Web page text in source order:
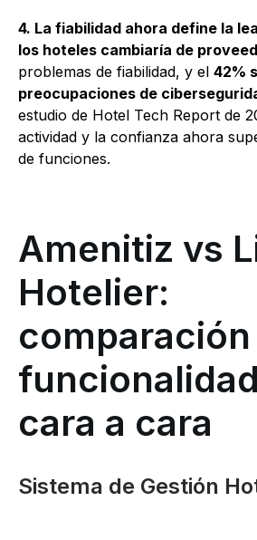
4. La fiabilidad ahora define la
los hoteles cambiaría de
problemas de fiabilidad, y el 42%
preocupaciones de
estudio de Hotel Tech Report de
actividad y la confianza ahora
de funciones.
Amenitiz vs
Hotelier:
cara a cara
Sistema de Gestión